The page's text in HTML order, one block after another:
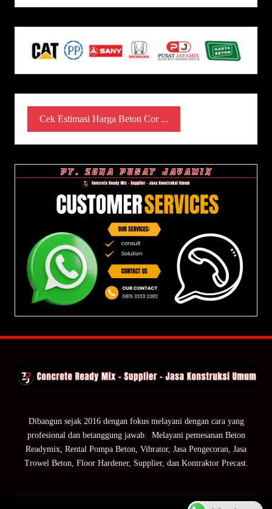
Cek Estimasi Harga Beton Cor ...
Dibangun sejak 2016 dengan fokus melayani dengan cara yang
profesional dan betanggung jawab. Melayani pemesanan Beton
Readymix, Rental Pompa Beton, Vibrator, Jasa Pengecoran, Jasa
Trowel Beton, Floor Hardener, Supplier, dan Kontraktor Precast.